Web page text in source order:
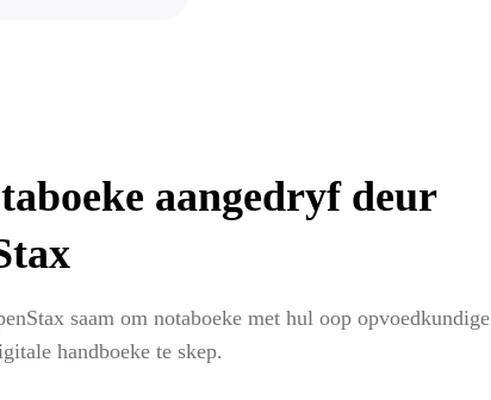
aangedryf deur
saam om notaboeke met hul oop opvoedkundige
handboeke te skep.